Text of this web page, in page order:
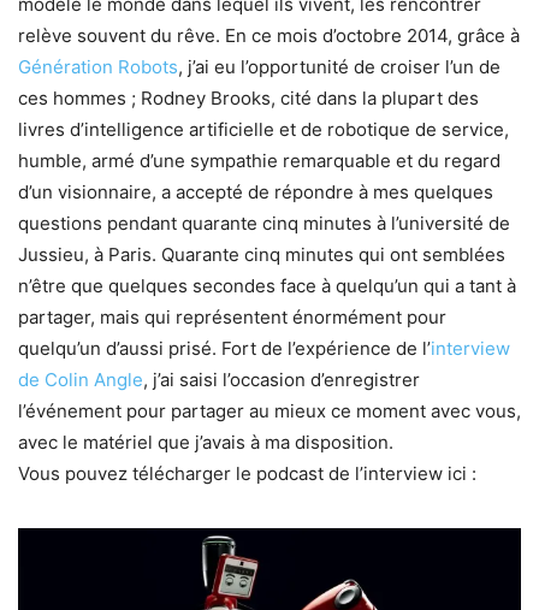
modelé le monde dans lequel ils vivent, les rencontrer
relève souvent du rêve. En ce mois d’octobre 2014, grâce à
Génération Robots, j’ai eu l’opportunité de croiser l’un de
ces hommes ; Rodney Brooks, cité dans la plupart des
livres d’intelligence artificielle et de robotique de service,
humble, armé d’une sympathie remarquable et du regard
d’un visionnaire, a accepté de répondre à mes quelques
questions pendant quarante cinq minutes à l’université de
Jussieu, à Paris. Quarante cinq minutes qui ont semblées
n’être que quelques secondes face à quelqu’un qui a tant à
partager, mais qui représentent énormément pour
quelqu’un d’aussi prisé. Fort de l’expérience de l’interview
de Colin Angle, j’ai saisi l’occasion d’enregistrer
l’événement pour partager au mieux ce moment avec vous,
avec le matériel que j’avais à ma disposition.
Vous pouvez télécharger le podcast de l’interview ici :